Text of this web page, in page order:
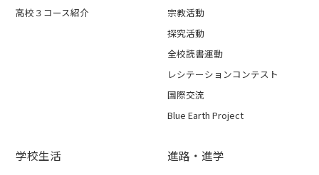
高校３コース紹介
宗教活動
探究活動
全校読書運動
レシテーションコンテスト
国際交流
Blue Earth Project
学校生活 進路・進学